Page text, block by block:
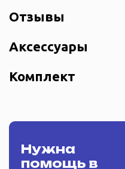
Отзывы
Аксессуары
Комплект
Нужна
помощь в